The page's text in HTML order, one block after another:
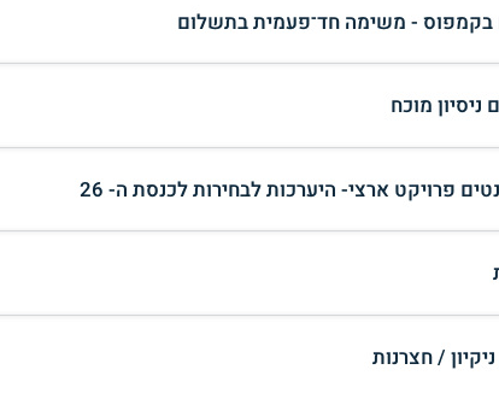
בקמפוס - משימה חד־פעמית בתשלום
ניסיון מוכח
פרויקט ארצי- היערכות לבחירות לכנסת ה- 26
/ חצרנות